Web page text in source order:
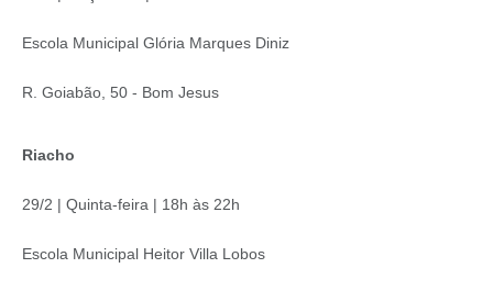
Escola Municipal Glória Marques Diniz
R. Goiabão, 50 - Bom Jesus
Riacho
29/2 | Quinta-feira | 18h às 22h
Escola Municipal Heitor Villa Lobos